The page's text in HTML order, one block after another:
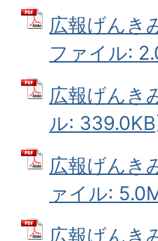
広報げんき
ファイル:
広報げんき
ル:
広報げんき
ァイル:
広報げんき